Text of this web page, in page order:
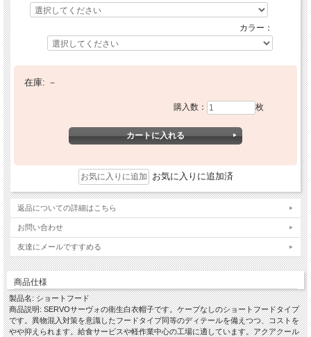
カラー：
在庫: －
購入数： 枚
お気に入りに追加済
返品についての詳細はこちら
お問い合わせ
友達にメールですすめる
商品仕様
製品名: ショートフード
商品説明: SERVOサーヴォの衛生白衣帽子です。ケープなしのショートフードタイプ
です。異物混入対策を意識したフードタイプ同等のディテールを備えつつ、コストを
やや抑えられます。給食サービスや軽作業中心の工場に適しています。アクアクール